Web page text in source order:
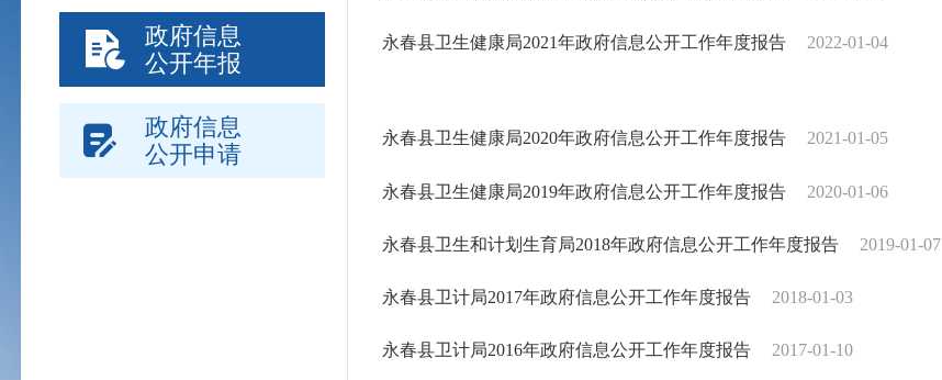
政府信息
公开年报
政府信息
公开申请
永春县卫生健康局2021年政府信息公开工作年度报告 2022-01-04
永春县卫生健康局2020年政府信息公开工作年度报告 2021-01-05
永春县卫生健康局2019年政府信息公开工作年度报告 2020-01-06
永春县卫生和计划生育局2018年政府信息公开工作年度报告 2019-01-07
永春县卫计局2017年政府信息公开工作年度报告 2018-01-03
永春县卫计局2016年政府信息公开工作年度报告 2017-01-10